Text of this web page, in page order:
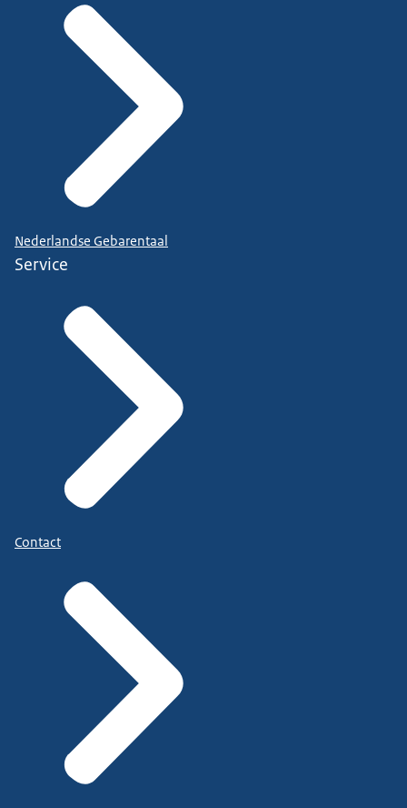
Nederlandse Gebarentaal
Service
Contact